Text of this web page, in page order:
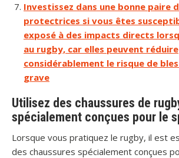
Investissez dans une bonne paire
protectrices si vous êtes
exposé à des impacts directs
au rugby, car elles peuvent réduire
considérablement le risque de
grave
Utilisez des chaussures de
spécialement conçues pour le
Lorsque vous pratiquez le rugby, il est
des chaussures spécialement conçues